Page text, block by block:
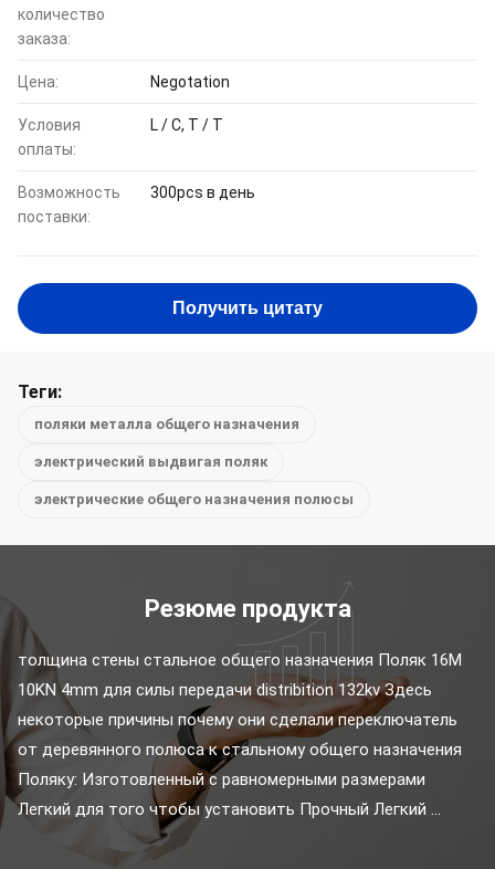
количество
заказа:
Цена: Negotation
Условия
оплаты:
L / C, T / T
Возможность
поставки:
300pcs в день
Получить цитату
Теги:
поляки металла общего назначения
электрический выдвигая поляк
электрические общего назначения полюсы
Резюме продукта
толщина стены стальное общего назначения Поляк 16M
10KN 4mm для силы передачи distribition 132kv Здесь
некоторые причины почему они сделали переключатель
от деревянного полюса к стальному общего назначения
Поляку: Изготовленный с равномерными размерами
Легкий для того чтобы установить Прочный Легкий ...